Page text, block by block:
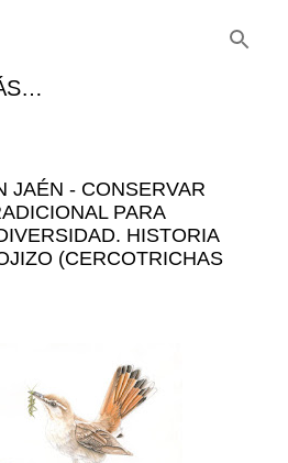
Ir al contenido principal
JAÉN - CONSERVAR
PARA
HISTORIA
(CERCOTRICHAS